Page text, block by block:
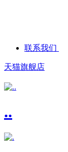
联系我们
天猫旗舰店
..